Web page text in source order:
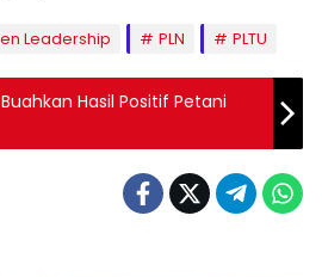
Leadership PLN PLTU
Hasil Positif Petani